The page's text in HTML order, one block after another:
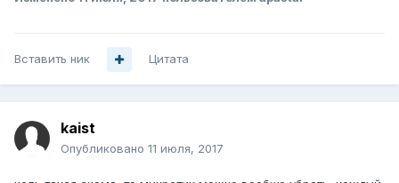
Вставить ник Цитата
kaist
Опубликовано 11 июля, 2017